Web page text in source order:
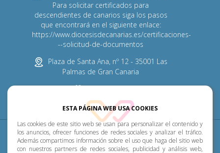
ESTA PÁGINA WEB USA COOKIES
Las cookies de este sitio web se usan para personalizar el contenido y
los anuncios, ofrecer funciones de redes sociales y analizar el tráfico.
Además compartimos información sobre el uso que haga del sitio web
con nuestros partners de redes sociales, publicidad y análisis web,
Para solicitar certificados para
descendientes de canarios siga los pasos
que encontrará en el siguiente enlace:
https://www.diocesisdecanarias.es/certificaciones-
--solicitud-de-documentos
Plaza de Santa Ana, nº 12 - 35001 Las
Palmas de Gran Canaria
Diócesis Pastoral P. Menor Cumplimiento